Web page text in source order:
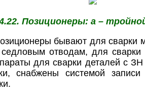
Позиционеры: а –
бывают для сварки
седловым отводам, для
для сварки деталей с ЗН
снабжены системой